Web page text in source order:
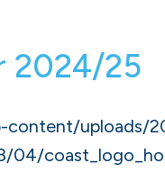
2024/25
uploads/